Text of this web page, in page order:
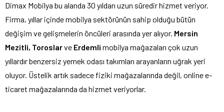
Dimax Mobilya bu alanda 30 yıldan uzun süredir hizmet veriyor.
Firma, yıllar içinde mobilya sektörünün sahip olduğu bütün
değişim ve gelişmelerin öncüleri arasında yer alıyor. Mersin
Mezitli, Toroslarve Erdemli mobilya mağazaları çok uzun
yıllardır benzersiz yemek odası takımları arayanların uğrak yeri
oluyor. Üstelik artık sadece fiziki mağazalarında değil, online e-
ticaret mağazalarında da hizmet veriyorlar.